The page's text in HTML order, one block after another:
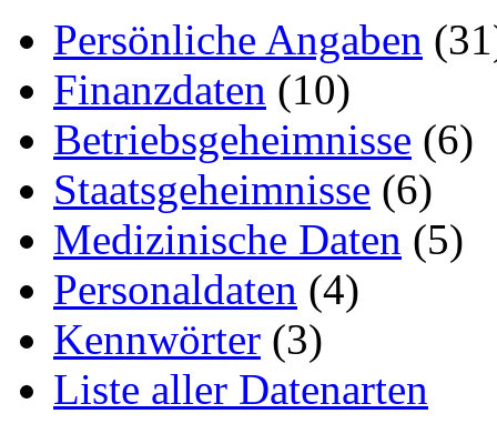
Persönliche Angaben
Finanzdaten (10)
Betriebsgeheimnisse (6)
Staatsgeheimnisse (6)
Medizinische Daten (5)
Personaldaten (4)
Kennwörter (3)
Liste aller Datenarten